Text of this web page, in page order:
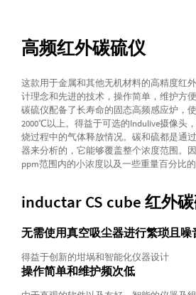
高频红外碳硫仪
这款用于金属和其他无机材料的高精度红
计理念和先进的技术，操作简单，维护方
碳硫仪配备了长寿命的固态高频感应炉，
2000℃以上。得益于可选的Indulive摄像头
烧过程中的气体释放情况。碳和硫都是通
器来分析的，它能够覆盖整个浓度范围。
ppm范围内的小浓度以及一些重量百分比
inductar CS cube 红外
无需使用真空吸尘器进行繁琐且噪
得益于创新的坩埚和智能化仪器设计
操作简单和维护频次低